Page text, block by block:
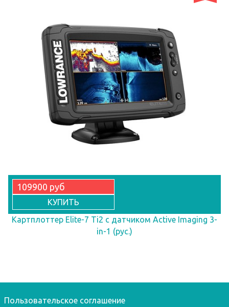
109900 руб
КУПИТЬ
Картплоттер Elite-7 Ti2 с датчиком Active Imaging 3-
in-1 (рус.)
Пользовательское соглашение